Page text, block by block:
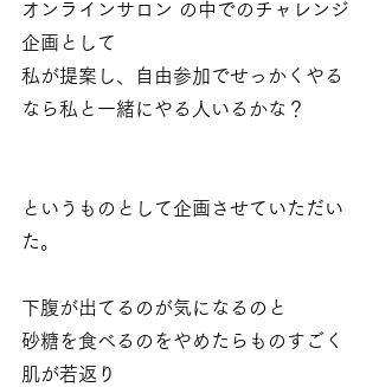
オンラインサロン の中でのチャレンジ
企画として
私が提案し、自由参加でせっかくやる
なら私と一緒にやる人いるかな？
というものとして企画させていただい
た。
下腹が出てるのが気になるのと
砂糖を食べるのをやめたらものすごく
肌が若返り